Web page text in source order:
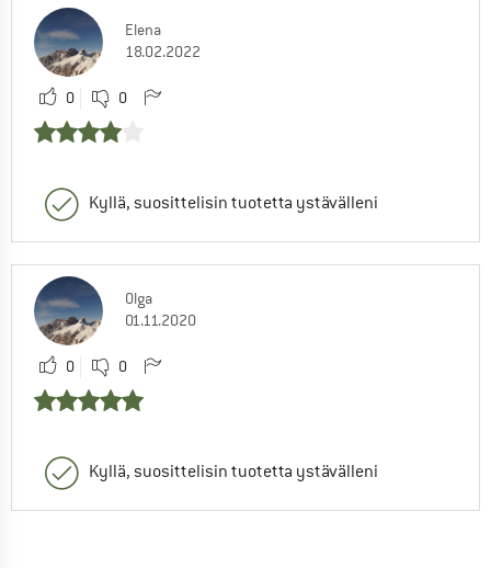
Elena
18.02.2022
0 0
Kyllä, suosittelisin tuotetta ystävälleni
Olga
01.11.2020
0 0
Kyllä, suosittelisin tuotetta ystävälleni